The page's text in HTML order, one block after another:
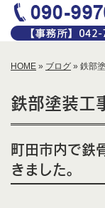
HOME » ブログ » 鉄部
鉄部塗装工
町田市内で鉄
きました。